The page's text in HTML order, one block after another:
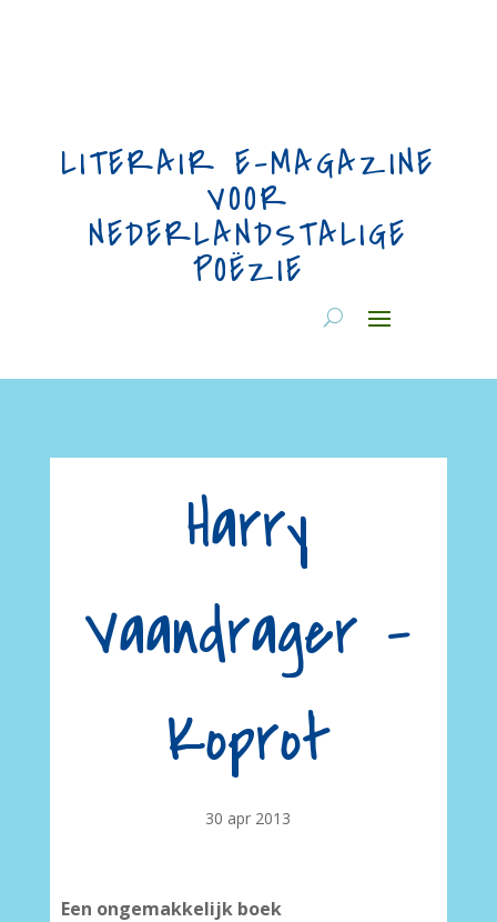
LITERAIR E-MAGAZINE
VOOR
NEDERLANDSTALIGE
POËZIE
Harry
Vaandrager –
Koprot
30 apr 2013
Een ongemakkelijk boek